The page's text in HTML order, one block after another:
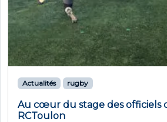
Actualités rugby
Au cœur du stage des officiels
RCToulon